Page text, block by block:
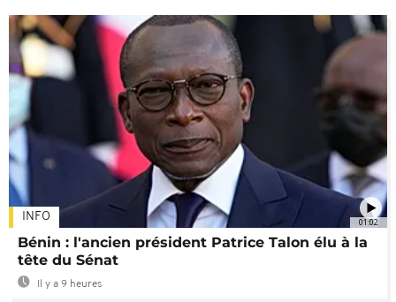
01:02
INFO
Bénin : l'ancien président Patrice Talon élu à la
tête du Sénat
Il y a 9 heures